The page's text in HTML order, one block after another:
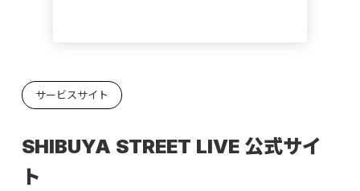
サービスサイト
SHIBUYA STREET LIVE 公式サイ
ト